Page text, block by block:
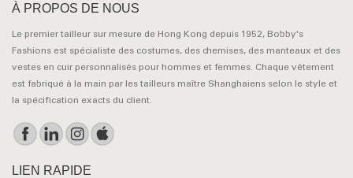
À PROPOS DE NOUS
Le premier tailleur sur mesure de Hong Kong depuis 1952, Bobby's
Fashions est spécialiste des costumes, des chemises, des manteaux et des
vestes en cuir personnalisés pour hommes et femmes. Chaque vêtement
est fabriqué à la main par les tailleurs maître Shanghaiens selon le style et
la spécification exacts du client.
LIEN RAPIDE